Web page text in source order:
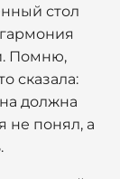
стол
Помню,
сказала:
должна
не понял, а